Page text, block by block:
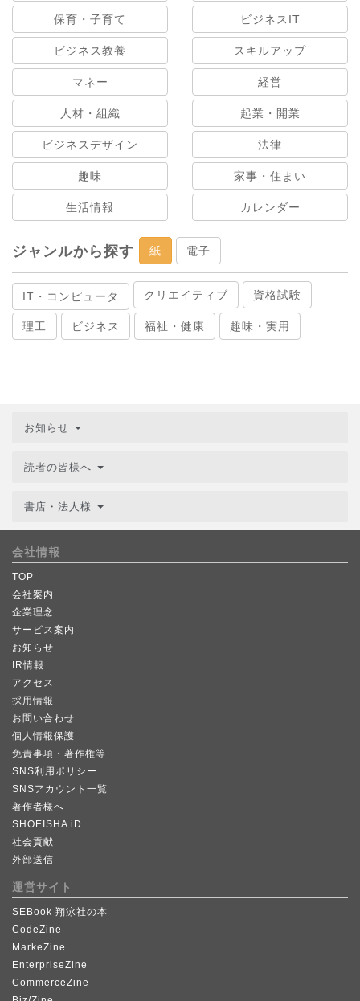
保育・子育て ビジネスIT
ビジネス教養 スキルアップ
マネー 経営
人材・組織 起業・開業
ビジネスデザイン 法律
趣味 家事・住まい
生活情報 カレンダー
ジャンルから探す 紙 電子
IT・コンピュータ クリエイティブ 資格試験
理工 ビジネス 福祉・健康 趣味・実用
お知らせ
読者の皆様へ
書店・法人様
会社情報
TOP
会社案内
企業理念
サービス案内
お知らせ
IR情報
アクセス
採用情報
お問い合わせ
個人情報保護
免責事項・著作権等
SNS利用ポリシー
SNSアカウント一覧
著作者様へ
SHOEISHA iD
社会貢献
外部送信
運営サイト
SEBook 翔泳社の本
CodeZine
MarkeZine
EnterpriseZine
CommerceZine